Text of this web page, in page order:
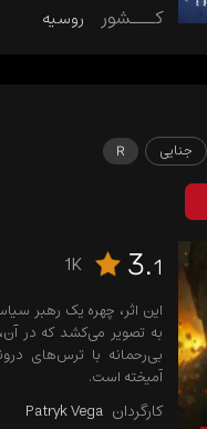
کـــشور روسیه
جنایی R
3.1
1K
این اثر، چهره یک رهبر
به تصویر می‌کشد که در
بی‌رحمانه با ترس‌های
آمیخته است.
کارگردان Patryk Vega